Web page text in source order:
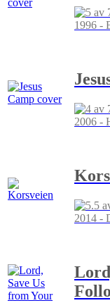
1996 -
2006 -
2014 -